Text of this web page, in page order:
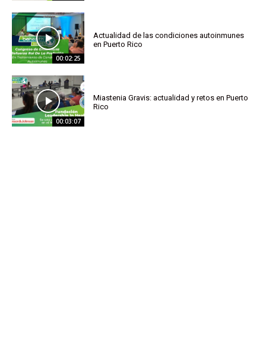
00:02:25
Actualidad de las condiciones autoinmunes
en Puerto Rico
00:03:07
Miastenia Gravis: actualidad y retos en Puerto
Rico